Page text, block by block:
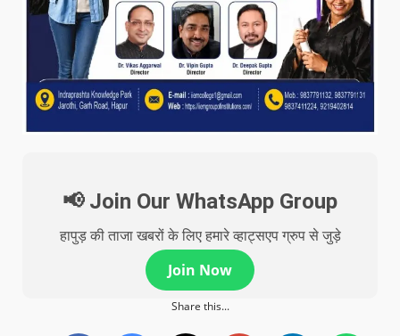
📢 Join Our WhatsApp Group
हापुड़ की ताजा खबरों के लिए हमारे व्हाट्सएप ग्रुप से जुड़े
Join Now
Share this...